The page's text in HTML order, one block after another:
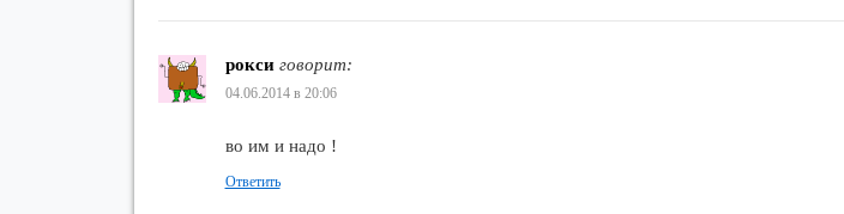
рокси говорит:
04.06.2014 в 20:06
во им и надо !
Ответить